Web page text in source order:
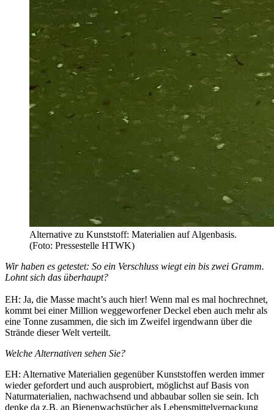
Alternative zu Kunststoff: Materialien auf Algenbasis.
(Foto: Pressestelle HTWK)
Wir haben es getestet: So ein Verschluss wiegt ein bis zwei Gramm.
Lohnt sich das überhaupt?
EH: Ja, die Masse macht’s auch hier! Wenn mal es mal hochrechnet,
kommt bei einer Million weggeworfener Deckel eben auch mehr als
eine Tonne zusammen, die sich im Zweifel irgendwann über die
Strände dieser Welt verteilt.
Welche Alternativen sehen Sie?
EH: Alternative Materialien gegenüber Kunststoffen werden immer
wieder gefordert und auch ausprobiert, möglichst auf Basis von
Naturmaterialien, nachwachsend und abbaubar sollen sie sein. Ich
denke da z.B. an Bienenwachstücher als Lebensmittelverpackung